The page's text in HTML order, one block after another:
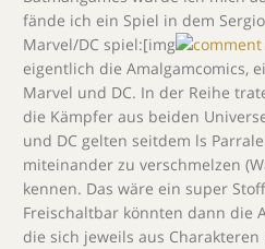
fände ich ein Spiel in dem
Marvel/DC spiel:[img
eigentlich die Amalgamcomics,
Marvel und DC. In der Reihe
die Kämpfer aus beiden
und DC gelten seitdem ls
miteinander zu verschmelzen
kennen. Das wäre ein super
Freischaltbar könnten dann die
die sich jeweils aus